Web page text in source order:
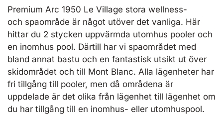
Premium Arc 1950 Le Village stora wellness-
och spaområde är något utöver det vanliga. Här
hittar du 2 stycken uppvärmda utomhus pooler och
en inomhus pool. Därtill har vi spaområdet med
bland annat bastu och en fantastisk utsikt ut över
skidområdet och till Mont Blanc. Alla lägenheter har
fri tillgång till pooler, men då områdena är
uppdelade är det olika från lägenhet till lägenhet om
du har tillgång till en inomhus- eller utomhuspool.